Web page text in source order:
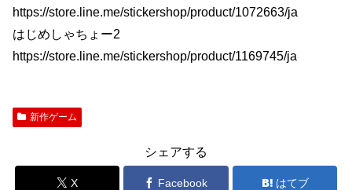
https://store.line.me/stickershop/product/1072663/ja
はじめしゃちょー2
https://store.line.me/stickershop/product/1169745/ja
新作ゲーム
シェアする
X Facebook はてブ